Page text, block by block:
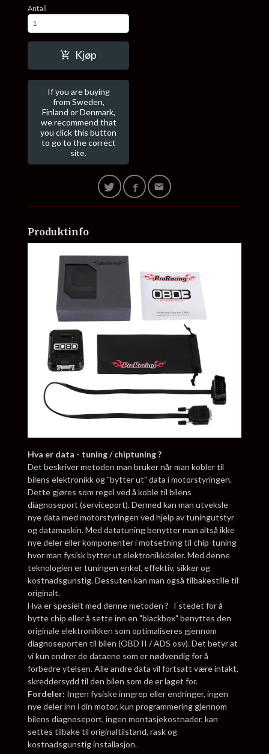
Antall
Kjøp
If you are buying
from Sweden,
Finland or Denmark,
we recommend that
you click this button
to go to the correct
site.
Produktinfo
Hva er data - tuning / chiptuning ?
Det beskriver metoden man bruker når man kobler til
bilens elektronikk og "bytter ut" data i motorstyringen.
Dette gjøres som regel ved å koble til bilens
diagnoseport (serviceport). Dermed kan man utveksle
nye data med motorstyringen ved hjelp av tuningutstyr
og datamaskin. Med datatuning benytter man altså ikke
nye deler eller komponenter i motsetning til chip-tuning
hvor man fysisk bytter ut elektronikkdeler. Med denne
teknologien er tuningen enkel, effektiv, sikker og
kostnadsgunstig. Dessuten kan man også tilbakestille til
originalt.
Hva er spesielt med denne metoden ? I stedet for å
bytte chip eller å sette inn en "blackbox" benyttes den
originale elektronikken som optimaliseres gjennom
diagnoseporten til bilen (OBD II / ADS osv). Det betyr at
vi kun endrer de dataene som er nødvendig for å
forbedre ytelsen. Alle andre data vil fortsatt være intakt,
skreddersydd til den bilen som de er laget for.
Fordeler: Ingen fysiske inngrep eller endringer, ingen
nye deler inn i din motor, kun programmering gjennom
bilens diagnoseport, ingen montasjekostnader, kan
settes tilbake til originaltilstand, rask og
kostnadsgunstig installasjon.